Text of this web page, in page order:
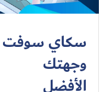
سكاي سوفت
وجهتك
الأفضل